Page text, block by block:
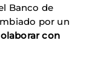
Banco de
por un
con